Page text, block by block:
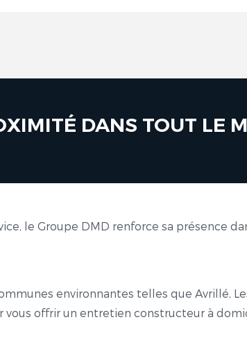
DANS TOUT LE
le Groupe DMD renforce sa présence
environnantes telles que Avrillé,
vous offrir un entretien constructeur à